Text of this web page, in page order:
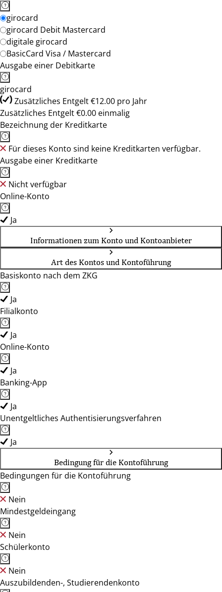
girocard
girocard Debit Mastercard
digitale girocard
BasicCard Visa / Mastercard
Ausgabe einer Debitkarte
girocard
Zusätzliches Entgelt €12.00 pro Jahr
Zusätzliches Entgelt €0.00 einmalig
Bezeichnung der Kreditkarte
Für dieses Konto sind keine Kreditkarten verfügbar.
Ausgabe einer Kreditkarte
Nicht verfügbar
Online-Konto
Ja
Informationen zum Konto und Kontoanbieter
Art des Kontos und Kontoführung
Basiskonto nach dem ZKG
Ja
Filialkonto
Ja
Online-Konto
Ja
Banking-App
Ja
Unentgeltliches Authentisierungsverfahren
Ja
Bedingung für die Kontoführung
Bedingungen für die Kontoführung
Nein
Mindestgeldeingang
Nein
Schülerkonto
Nein
Auszubildenden-, Studierendenkonto